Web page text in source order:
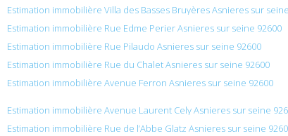
Estimation immobilière Villa des Basses Bruyères Asnieres sur
Estimation immobilière Rue Edme Perier Asnieres sur seine 92600
Estimation immobilière Rue Pilaudo Asnieres sur seine 92600
Estimation immobilière Rue du Chalet Asnieres sur seine 92600
Estimation immobilière Avenue Ferron Asnieres sur seine 92600
Estimation immobilière Avenue Laurent Cely Asnieres sur seine
Estimation immobilière Rue de l’Abbe Glatz Asnieres sur seine